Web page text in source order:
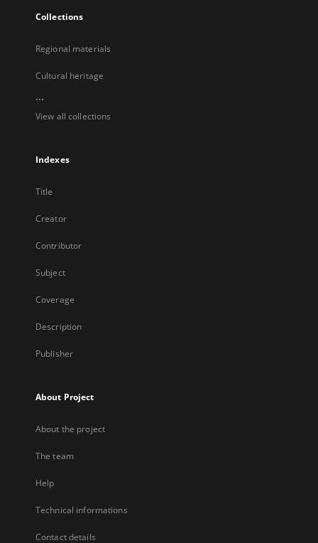
Collections
Regional materials
Cultural heritage
...
View all collections
Indexes
Title
Creator
Contributor
Subject
Coverage
Description
Publisher
About Project
About the project
The team
Help
Technical informations
Contact details